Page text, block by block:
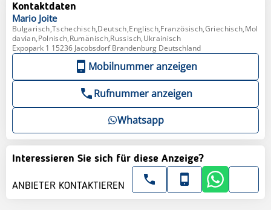
Kontaktdaten
Mario Joite
Bulgarisch,Tschechisch,Deutsch,Englisch,Französisch,Griechisch,Mol
davian,Polnisch,Rumänisch,Russisch,Ukrainisch
Expopark 1 15236 Jacobsdorf Brandenburg Deutschland
Mobilnummer anzeigen
Rufnummer anzeigen
Whatsapp
Interessieren Sie sich für diese Anzeige?
ANBIETER KONTAKTIEREN